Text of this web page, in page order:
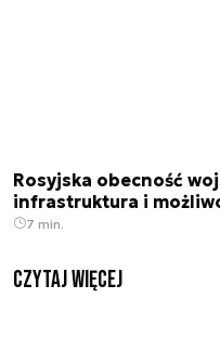
Rosyjska obecność
infrastruktura i
7 min.
czytaj więcej